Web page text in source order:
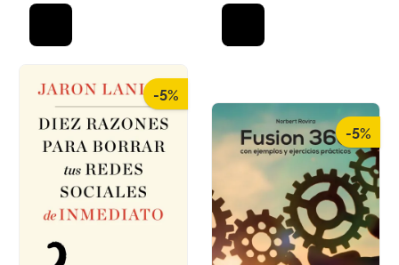
-5%
-5%